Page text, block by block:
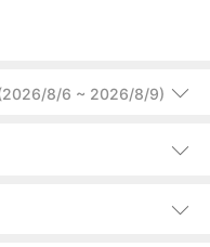
8/6 ~ 2026/8/9)
寄物流時間計算。